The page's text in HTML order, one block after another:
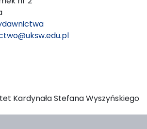
Kardynała Stefana Wyszyńskiego